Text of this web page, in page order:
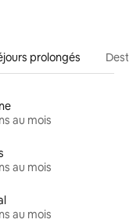
prolongés
au mois
au mois
au mois